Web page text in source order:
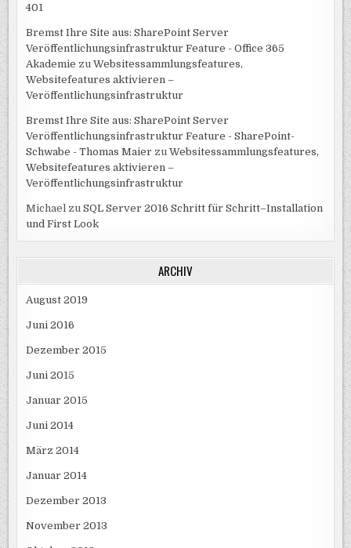
401
Bremst Ihre Site aus: SharePoint Server
Veröffentlichungsinfrastruktur Feature - Office 365
Akademie zuWebsitessammlungsfeatures,
Websitefeatures aktivieren –
Veröffentlichungsinfrastruktur
Bremst Ihre Site aus: SharePoint Server
Veröffentlichungsinfrastruktur Feature - SharePoint-
Schwabe - Thomas Maier zuWebsitessammlungsfeatures,
Websitefeatures aktivieren –
Veröffentlichungsinfrastruktur
Michael zuSQL Server 2016 Schritt für Schritt–Installation
und First Look
ARCHIV
August 2019
Juni 2016
Dezember 2015
Juni 2015
Januar 2015
Juni 2014
März 2014
Januar 2014
Dezember 2013
November 2013